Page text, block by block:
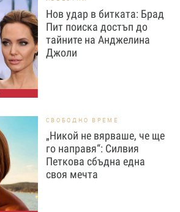
Нов удар в битката: Брад
Пит поиска достъп до
тайните на Анджелина
Джоли
СВОБОДНО ВРЕМЕ
„Никой не вярваше, че ще
го направя“: Силвия
Петкова сбъдна една
своя мечта